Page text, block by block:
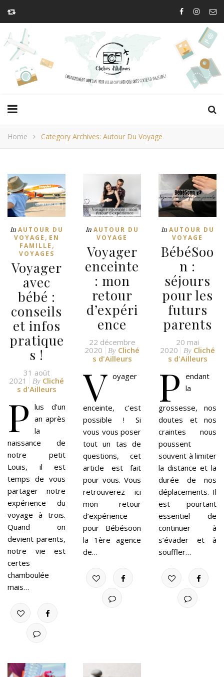
Home Category Archives: Autour Du Voyage
In AUTOUR DU
VOYAGE , EN
FAMILLE ,
VOYAGES
Voyager
avec
bébé :
conseils
et infos
pratique
s !
31 août
2021
By Cliché
s d'Ailleurs
P lus d’un
an après
la
naissance de
notre petit
Louis, il est
temps de vous
partager notre
expérience du
voyage à trois.
Quand on
devient parents,
notre vie est
certes
chamboulée
mais…
In AUTOUR DU
VOYAGE
Voyager
enceinte
: mon
retour
d’expéri
ence
22 décembre
2020
By Cliché
s d'Ailleurs
V oyager
enceinte, c’est
possible ! Si
vous vous poser
tout un tas de
questions, cet
article est fait
pour vous. Vous
retrouverez ici
mon retour
d’expérience
pour Bébésoon
la 1ère agence
de…
In AUTOUR DU
VOYAGE
BébéSoo
n :
séjours
pour les
futurs
parents
20 mai
2020
By Cliché
s d'Ailleurs
P endant
la
grossesse, nos
doutes et nos
craintes nous
poussent
souvent à limiter
la distance et la
durée de nos
déplacements. Il
est pourtant
essentiel de
continuer à
s’évader et à
souffler…